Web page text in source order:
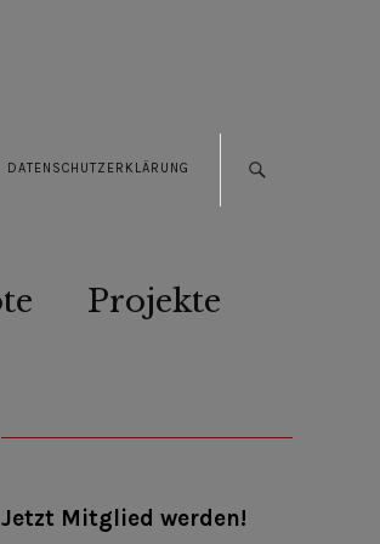
DATENSCHUTZERKLÄRUNG
Projekte
Jetzt Mitglied werden!